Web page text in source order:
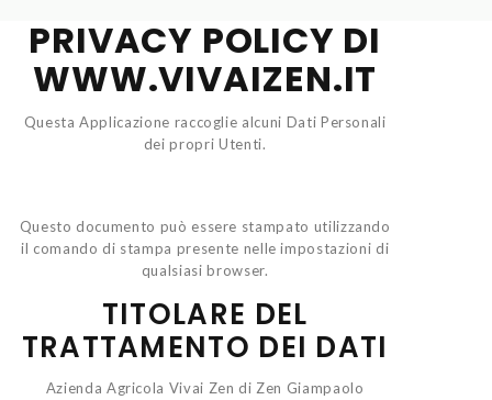
PRIVACY POLICY DI
WWW.VIVAIZEN.IT
Questa Applicazione raccoglie alcuni Dati Personali
dei propri Utenti.
Questo documento può essere stampato utilizzando
il comando di stampa presente nelle impostazioni di
qualsiasi browser.
TITOLARE DEL
TRATTAMENTO DEI DATI
Azienda Agricola Vivai Zen di Zen Giampaolo